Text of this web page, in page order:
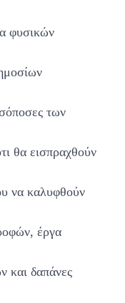
φυσικών
των
θα εισπραχθούν
να καλυφθούν
έργα
και δαπάνες